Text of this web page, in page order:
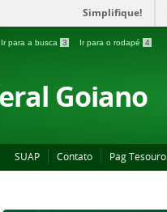
Simplifique!
Ir para a busca 3 Ir para o rodapé 4
Goiano
SUAP Contato Pag Tesouro